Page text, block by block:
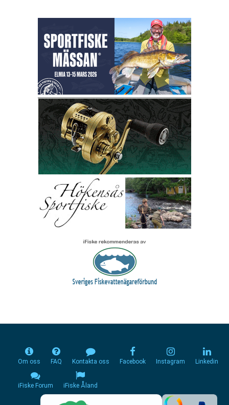
Om oss FAQ Kontakta oss Facebook Instagram Linkedin
iFiske Forum iFiske Åland